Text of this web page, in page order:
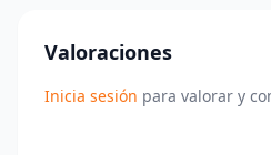
Valoraciones
Inicia sesión para valorar y